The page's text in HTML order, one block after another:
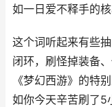
如一日爱不释手的
这个词听起来有些
闭环，刷怪掉装备
《梦幻西游》的特
如你今天辛苦刷了